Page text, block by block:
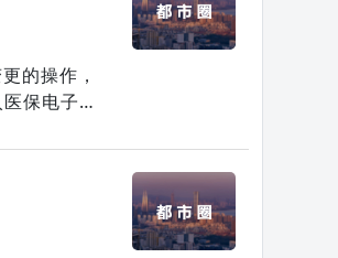
的操作，
保电子凭